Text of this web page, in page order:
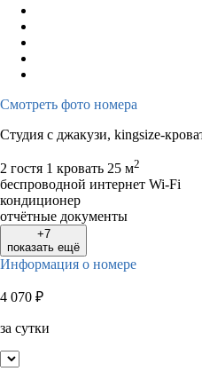
Смотреть фото номера
Студия с джакузи, kingsize-
2 гостя 1 кровать 25 м2
беспроводной интернет Wi-Fi
кондиционер
отчётные документы
+7
показать ещё
Информация о номере
4 070 ₽
за сутки